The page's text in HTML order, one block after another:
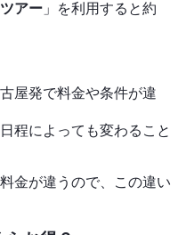
アー 」を利用すると約
屋発で料金や条件が違
程によっても変わること
金が違うので、この違い